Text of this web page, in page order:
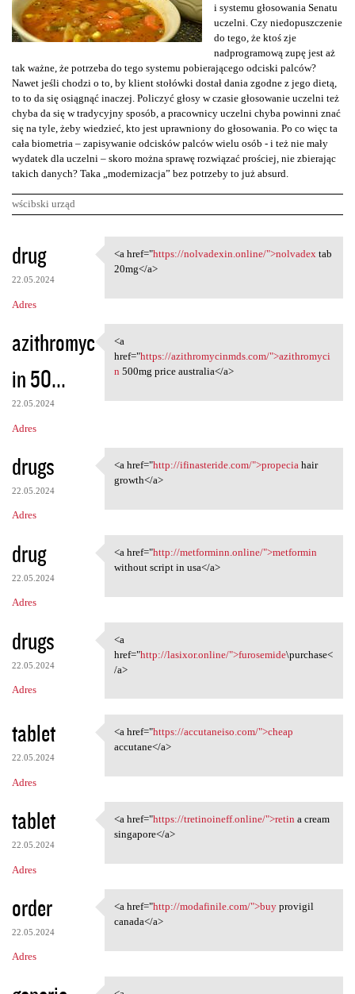
i systemu głosowania Senatu
uczelni. Czy niedopuszczenie
do tego, że ktoś zje
nadprogramową zupę jest aż
tak ważne, że potrzeba do tego systemu pobierającego odciski palców?
Nawet jeśli chodzi o to, by klient stołówki dostał dania zgodne z jego dietą,
to to da się osiągnąć inaczej. Policzyć głosy w czasie głosowanie uczelni też
chyba da się w tradycyjny sposób, a pracownicy uczelni chyba powinni znać
się na tyle, żeby wiedzieć, kto jest uprawniony do głosowania. Po co więc ta
cała biometria – zapisywanie odcisków palców wielu osób - i też nie mały
wydatek dla uczelni – skoro można sprawę rozwiązać prościej, nie zbierając
takich danych? Taka „modernizacja” bez potrzeby to już absurd.
wścibski urząd
K
o
m
e
n
t
a
r
z
drug
22.05.2024
Adres
<a href="https://nolvadexin
<a href="https://nolvadexin.online/">nolvadextab
20mg</a>
azithromyc
in 50...
22.05.2024
Adres
<a href="https:/
<a
href="https://azithromycinmds.com/">azithromyci
n 500mg price australia</a>
drugs
22.05.2024
Adres
<a href="http://ifinasteride
<a href="http://ifinasteride.com/">propeciahair
growth</a>
drug
22.05.2024
Adres
<a href="http://metforminn
<a href="http://metforminn.online/">metformin
without script in usa</a>
drugs
22.05.2024
Adres
<a href="http://lasixor
<a
href="http://lasixor.online/">furosemide\purchase<
/a>
tablet
22.05.2024
Adres
<a href="https://accutaneiso
<a href="https://accutaneiso.com/">cheap
accutane</a>
tablet
22.05.2024
Adres
<a href="https://tretinoineff
<a href="https://tretinoineff.online/">retin a cream
singapore</a>
order
22.05.2024
Adres
<a href="http://modafinile
<a href="http://modafinile.com/">buyprovigil
canada</a>